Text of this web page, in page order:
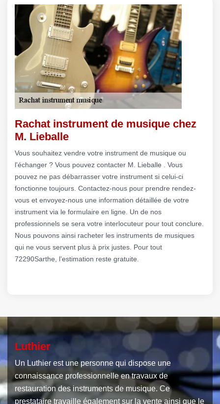
Rachat instrument de musique chez
M. Lieballe
Vous souhaitez vendre votre instrument de musique ou
l'échanger ? Vous pouvez contacter M. Lieballe . Vous
pouvez ne pas débarrasser votre instrument si celui-ci
fonctionne toujours. Contactez-nous pour prendre rendez-
vous et envoyez-nous une information détaillée de votre
instrument via le formulaire en ligne. Un de nos
professionnels se sera votre interlocuteur pour tout conclure.
Nous pouvons ainsi racheter les instruments de musiques
qui ne vous servent plus à prix justes. Pour tout
72290Sarthe, l’estimation reste gratuite.
Luthier
Un Luthier est une personne qui dispose une
connaissance professionnelle en travaux de
restauration des instruments de musique. Ce
prestataire travaille également sur la vente ainsi que le